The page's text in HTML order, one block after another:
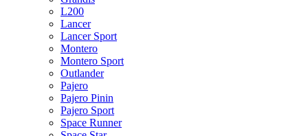
L200
Lancer
Lancer Sport
Montero
Montero Sport
Outlander
Pajero
Pajero Pinin
Pajero Sport
Space Runner